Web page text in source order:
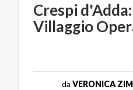
Crespi d'Adda:
Villaggio
da VERONICA